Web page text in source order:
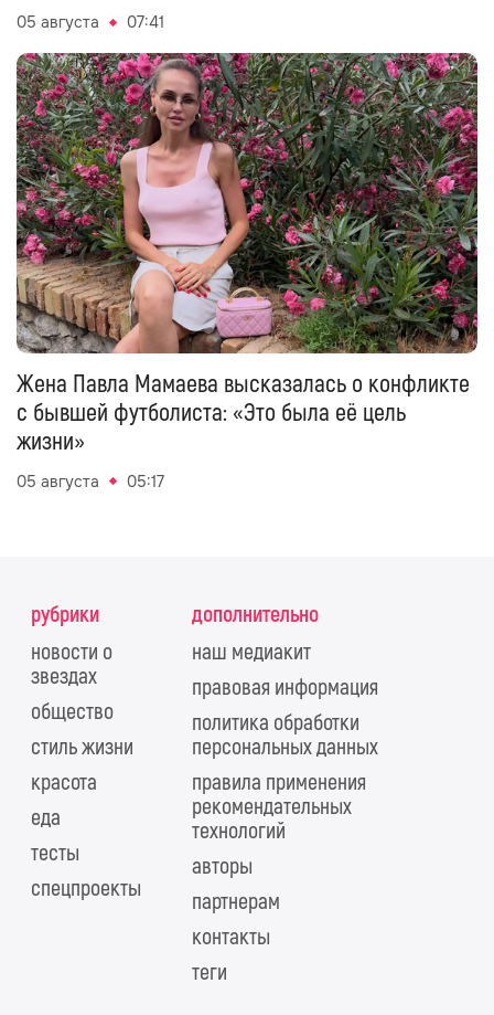
05 августа 07:41
Жена Павла Мамаева высказалась о конфликте
с бывшей футболиста: «Это была её цель
жизни»
05 августа 05:17
рубрики
новости о
звездах
общество
стиль жизни
красота
еда
тесты
спецпроекты
дополнительно
наш медиакит
правовая информация
политика обработки
персональных данных
правила применения
рекомендательных
технологий
авторы
партнерам
контакты
теги